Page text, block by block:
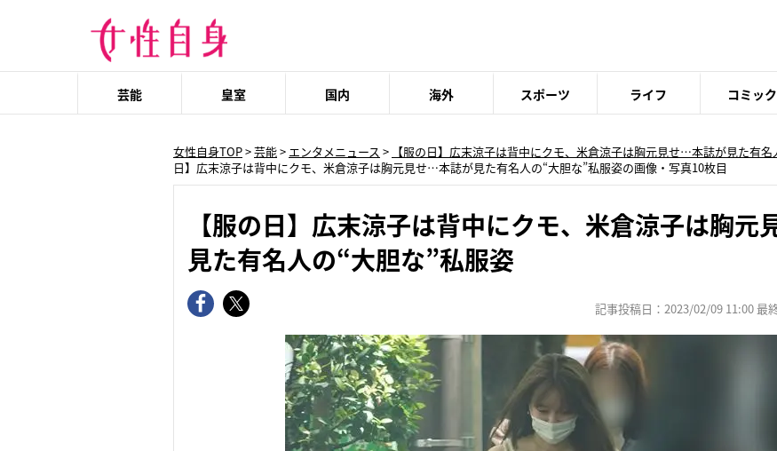
芸能 皇室 国内 海外 スポーツ ライフ コミック
女性自身TOP>芸能> エンタメニュース > 【服の日】広末涼子は背中にクモ、米倉涼子は胸元見せ…本誌が見た有名
日】広末涼子は背中にクモ、米倉涼子は胸元見せ…本誌が見た有名人の“大胆な”私服姿の画像・写真10枚目
【服の日】広末涼子は背中にクモ、米倉涼子は胸
見た有名人の“大胆な”私服姿
記事投稿日：2023/02/09 11:00 最